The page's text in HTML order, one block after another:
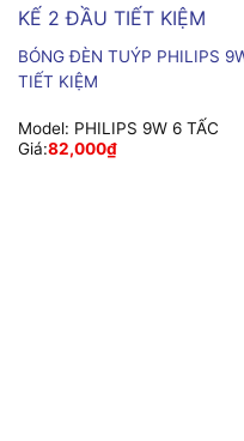
BÓNG ĐÈN TUÝP PHILIPS
TIẾT KIỆM
Model: PHILIPS 9W 6 TẤC
Giá:82,000₫